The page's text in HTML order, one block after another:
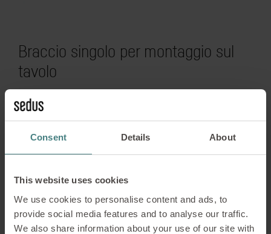
Consent Details About
This website uses cookies
We use cookies to personalise content and ads, to
provide social media features and to analyse our traffic.
We also share information about your use of our site with
Braccio singolo per montaggio sul
tavolo
Il singolo braccio è adatto per monitor fino a 30
all'adattatore a morsetto, il braccio può essere
Braccio singolo con crossbar per 2
monitor